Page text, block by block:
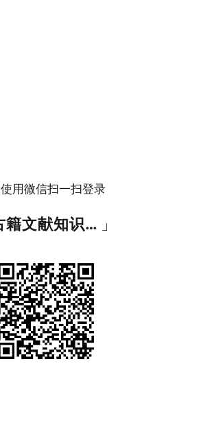
使用微信扫一扫登录
古籍文献知识图谱网 」